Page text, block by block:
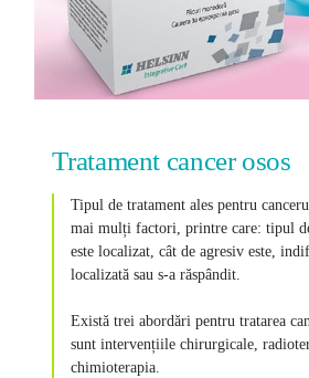
Tratament cancer osos
Tipul de tratament ales pentru
mai mulți factori, printre care: tipul
este localizat, cât de agresiv este,
localizată sau s-a răspândit.
Există trei abordări pentru tratarea
sunt intervențiile chirurgicale,
chimioterapia.